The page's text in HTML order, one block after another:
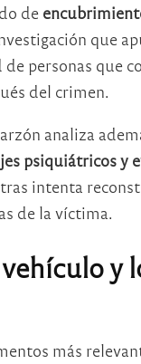
de
que
personas que
del crimen.
analiza
psiquiátricos y
intenta
de la víctima.
y
más